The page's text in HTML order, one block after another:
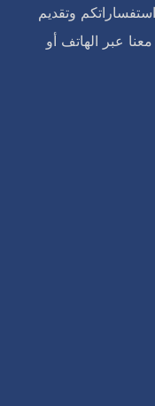
وتقديم
عبر الهاتف أو